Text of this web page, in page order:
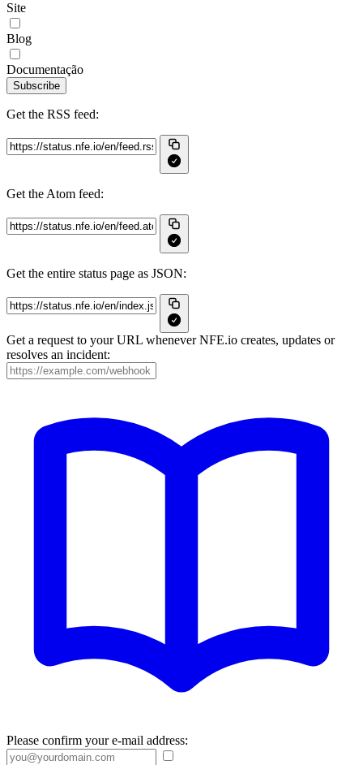
Site
Blog
Documentação
Subscribe
Get the RSS feed:
Get the Atom feed:
Get the entire status page as JSON:
Get a request to your URL whenever NFE.io creates, updates or
resolves an incident:
Please confirm your e-mail address: